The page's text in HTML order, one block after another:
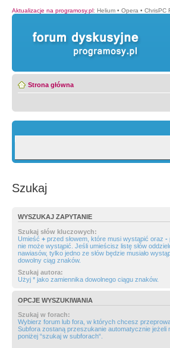
Aktualizacje na programosy.pl: Helium • Opera • ChrisPC
Strona główna
Szukaj
WYSZUKAJ ZAPYTANIE
Szukaj słów kluczowych:
Umieść + przed słowem, które musi wystąpić oraz -
nie może wystąpić. Jeśli umieścisz listę słów
nawiasów, tylko jedno ze słów będzie musiało
dowolny ciąg znaków.
Szukaj autora:
Użyj * jako zamiennika dowolnego ciągu znaków.
OPCJE WYSZUKIWANIA
Szukaj w forach:
Wybierz forum lub fora, w których chcesz
Subfora zostaną przeszukanie automatycznie jeżeli
poniżej “szukaj w subforach“.